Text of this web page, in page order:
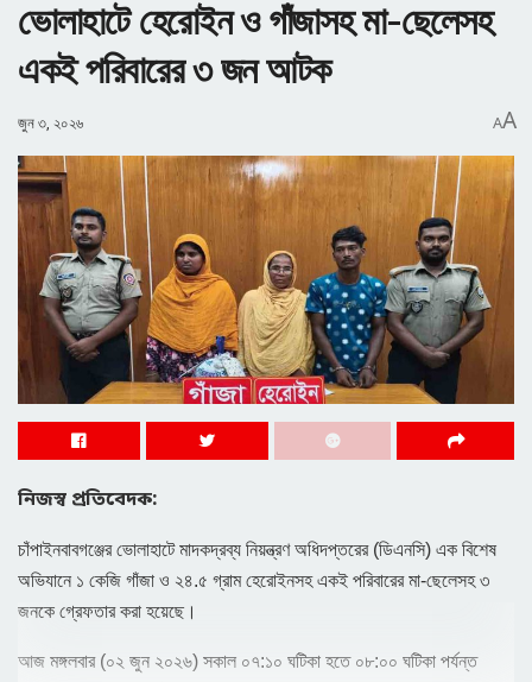
ভোলাহাটে হেরোইন ও গাঁজাসহ মা-ছেলেসহ
একই পরিবারের ৩ জন আটক
জুন ৩, ২০২৬ AA
নিজস্ব প্রতিবেদক:
চাঁপাইনবাবগঞ্জের ভোলাহাটে মাদকদ্রব্য নিয়ন্ত্রণ অধিদপ্তরের (ডিএনসি) এক বিশেষ
অভিযানে ১ কেজি গাঁজা ও ২৪.৫ গ্রাম হেরোইনসহ একই পরিবারের মা-ছেলেসহ ৩
জনকে গ্রেফতার করা হয়েছে।​
আজ মঙ্গলবার (০২ জুন ২০২৬) সকাল ০৭:১০ ঘটিকা হতে ০৮:০০ ঘটিকা পর্যন্ত